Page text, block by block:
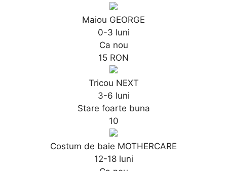
Maiou GEORGE
0-3 luni
Ca nou
15 RON
Tricou NEXT
3-6 luni
Stare foarte buna
10
Costum de baie MOTHERCARE
12-18 luni